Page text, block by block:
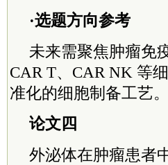
·选题方向参考
未来需聚焦肿瘤免
CAR T、CAR NK 等
准化的细胞制备工艺。
论文四
外泌体在肿瘤患者